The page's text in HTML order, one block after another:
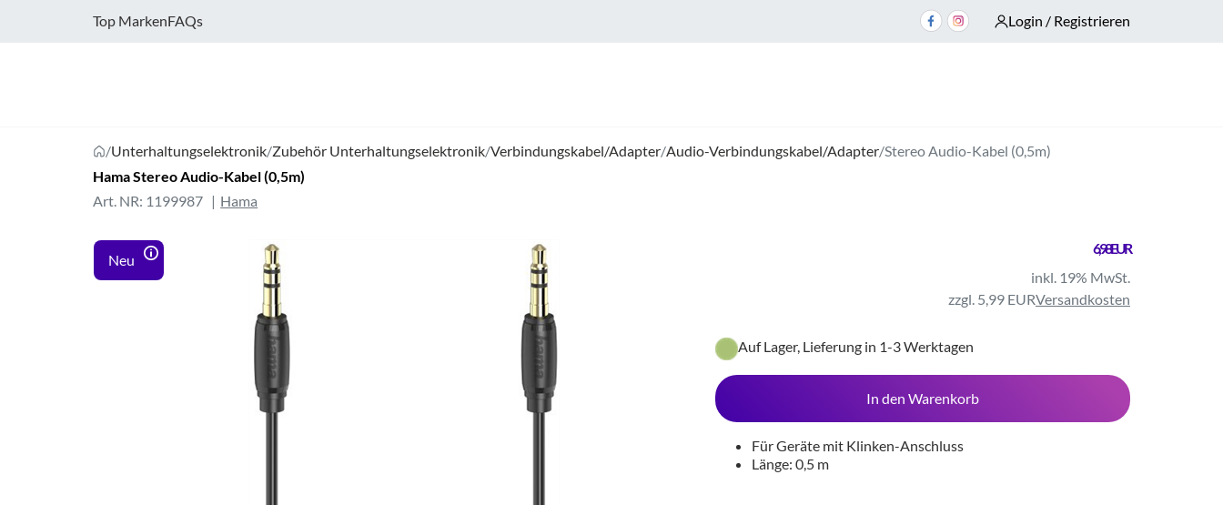
Top MarkenFAQs Login / Registrieren
/Unterhaltungselektronik/Zubehör Unterhaltungselektronik/Verbindungskabel/Adapter/Audio-Verbindungskabel/Adapter/Stereo Audio-Kabel (0,5m)
Hama Stereo Audio-Kabel (0,5m)
Art. NR: 1199987
Hama
Neu
6,98 EUR
inkl. 19% MwSt.
zzgl. 5,99 EURVersandkosten
Auf Lager, Lieferung in 1-3 Werktagen
In den Warenkorb
Für Geräte mit Klinken-Anschluss
Länge: 0,5 m